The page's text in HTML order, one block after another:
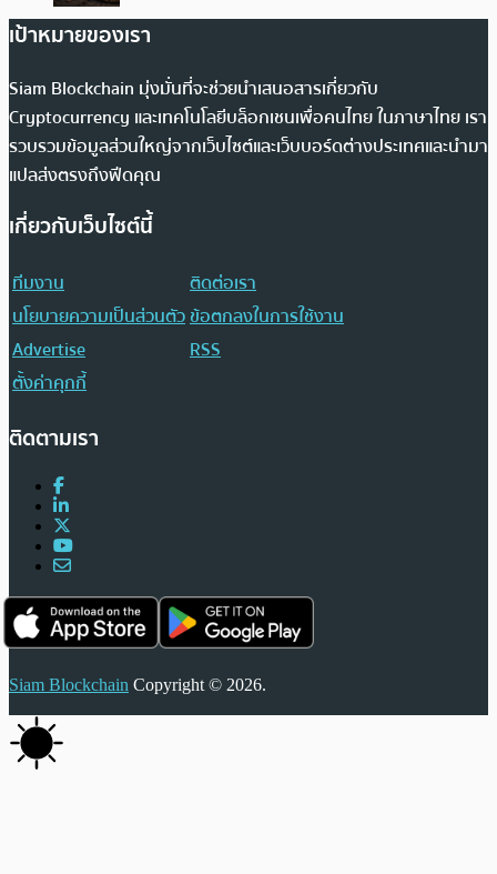
เป้าหมายของเรา
Siam Blockchain มุ่งมั่นที่จะช่วยนำเสนอสารเกี่ยวกับ
Cryptocurrency และเทคโนโลยีบล็อกเชนเพื่อคนไทย ในภาษาไทย เรา
รวบรวมข้อมูลส่วนใหญ่จากเว็บไซต์และเว็บบอร์ดต่างประเทศและนำมา
แปลส่งตรงถึงฟีดคุณ
เกี่ยวกับเว็บไซต์นี้
ทีมงาน
ติดต่อเรา
นโยบายความเป็นส่วนตัวข้อตกลงในการใช้งาน
Advertise
RSS
ตั้งค่าคุกกี้
ติดตามเรา
Siam Blockchain Copyright © 2026.